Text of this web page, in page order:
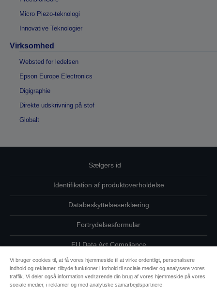
Micro Piezo-teknologi
Innovative Teknologier
Virksomhed
Websted for ledelsen
Epson Europe Electronics
Digigraphie
Direkte udskrivning på stof
Globalt
Sælgers id
Identifikation af produktoverholdelse
Databeskyttelseserklæring
Fortrydelsesformular
EU Data Act Compliance
Kontakt os vedrørende dine data
Oplysninger om cookies
Vi bruger cookies til, at få vores hjemmeside til at virke ordentligt, personalisere
indhold og reklamer, tilbyde funktioner i forhold til sociale medier og analysere vores
traffik. Vi deler også information vedrørende din brug af vores hjemmeside på vores
sociale medier, i reklamer og med analytiske samarbejdspartnere.